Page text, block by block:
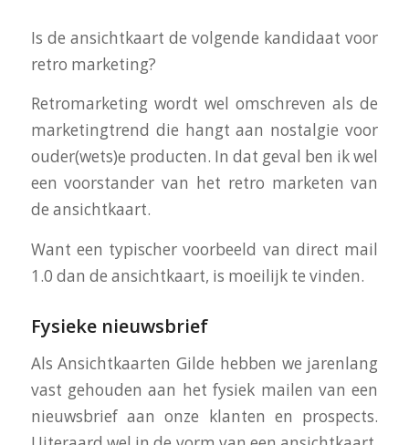
Is de ansichtkaart de volgende kandidaat voor
retro marketing?
Retromarketing wordt wel omschreven als de
marketingtrend die hangt aan nostalgie voor
ouder(wets)e producten. In dat geval ben ik wel
een voorstander van het retro marketen van
de ansichtkaart.
Want een typischer voorbeeld van direct mail
1.0 dan de ansichtkaart, is moeilijk te vinden.
Fysieke nieuwsbrief
Als Ansichtkaarten Gilde hebben we jarenlang
vast gehouden aan het fysiek mailen van een
nieuwsbrief aan onze klanten en prospects.